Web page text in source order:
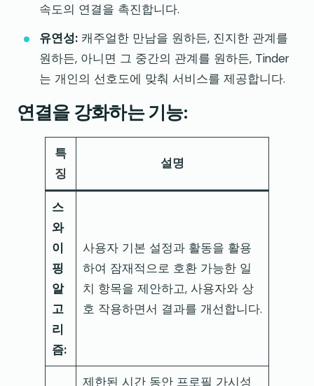
속도의 연결을 촉진합니다.
유연성: 캐주얼한 만남을 원하든, 진지한 관계를
원하든, 아니면 그 중간의 관계를 원하든, Tinder
는 개인의 선호도에 맞춰 서비스를 제공합니다.
연결을 강화하는 기능:
특
징
설명
스
와
이
핑
알
고
리
즘:
사용자 기본 설정과 활동을 활용
하여 잠재적으로 호환 가능한 일
치 항목을 제안하고, 사용자와 상
호 작용하면서 결과를 개선합니다.
제한된 시간 동안 프로필 가시성